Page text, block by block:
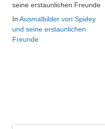
seine erstaunlichen Freunde
In Ausmalbilder von Spidey
und seine erstaunlichen
Freunde